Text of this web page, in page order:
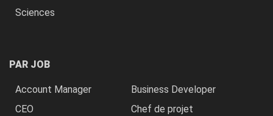
Sciences
PAR JOB
Account Manager
Business Developer
CEO
Chef de projet